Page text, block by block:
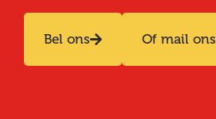
Bel ons Of mail ons